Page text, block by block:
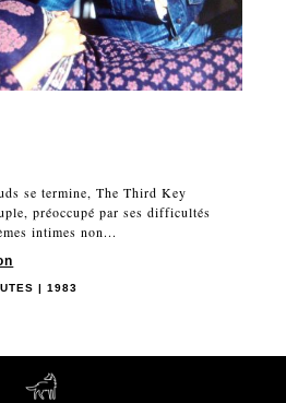
se termine, The Third Key
préoccupé par ses difficultés
intimes non...
| 1983